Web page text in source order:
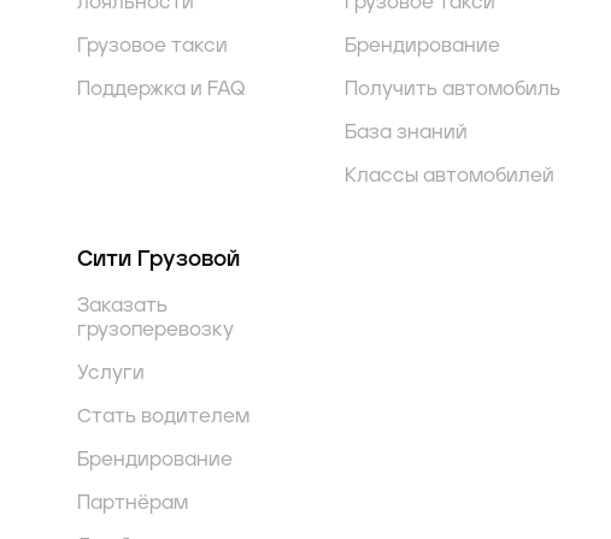
Грузовое такси
Поддержка и FAQ
Брендирование
Получить автомобиль
База знаний
Классы автомобилей
Сити Грузовой
Заказать
грузоперевозку
Услуги
Стать водителем
Брендирование
Партнёрам